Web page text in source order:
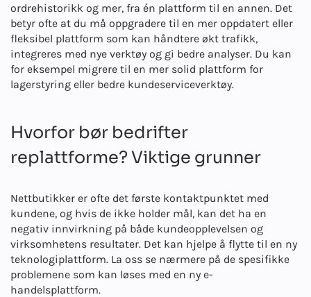
ordrehistorikk og mer, fra én plattform til en annen. Det
betyr ofte at du må oppgradere til en mer oppdatert eller
fleksibel plattform som kan håndtere økt trafikk,
integreres med nye verktøy og gi bedre analyser. Du kan
for eksempel migrere til en mer solid plattform for
lagerstyring eller bedre kundeserviceverktøy.
Hvorfor bør bedrifter
replattforme? Viktige grunner
Nettbutikker er ofte det første kontaktpunktet med
kundene, og hvis de ikke holder mål, kan det ha en
negativ innvirkning på både kundeopplevelsen og
virksomhetens resultater. Det kan hjelpe å flytte til en ny
teknologiplattform. La oss se nærmere på de spesifikke
problemene som kan løses med en ny e-
handelsplattform.